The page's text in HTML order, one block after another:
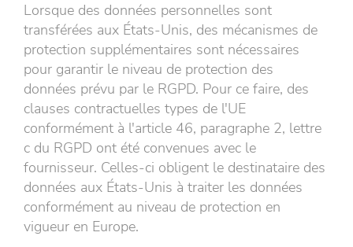
Lorsque des données personnelles sont
transférées aux États-Unis, des mécanismes de
protection supplémentaires sont nécessaires
pour garantir le niveau de protection des
données prévu par le RGPD. Pour ce faire, des
clauses contractuelles types de l'UE
conformément à l'article 46, paragraphe 2, lettre
c du RGPD ont été convenues avec le
fournisseur. Celles-ci obligent le destinataire des
données aux États-Unis à traiter les données
conformément au niveau de protection en
vigueur en Europe.